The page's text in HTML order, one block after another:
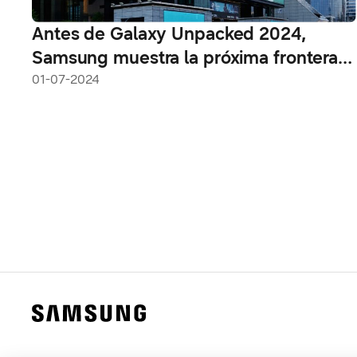
Antes de Galaxy Unpacked 2024,
Samsung muestra la próxima frontera
de la IA de Galaxy en ciudades de todo
01-07-2024